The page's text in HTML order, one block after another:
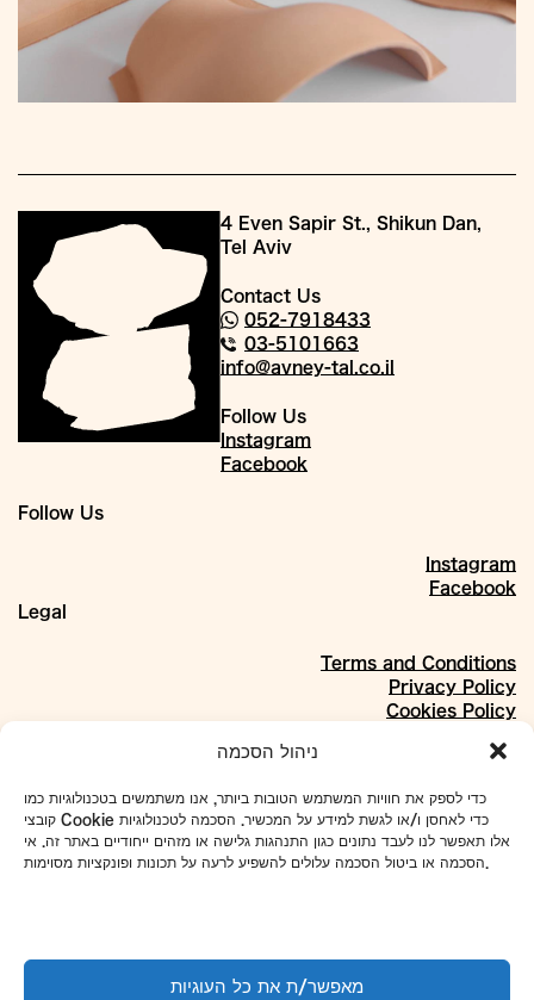
ניהול הסכמה
כדי לספק את חוויות המשתמש הטובות ביותר, אנו משתמשים בטכנולוגיות כמו
קובצי Cookie כדי לאחסן ו/או לגשת למידע על המכשיר. הסכמה לטכנולוגיות
אלו תאפשר לנו לעבד נתונים כגון התנהגות גלישה או מזהים ייחודיים באתר זה. אי
מאפשר/ת את כל העוגיות
Follow Us
Instagram
Facebook
Legal
Terms and Conditions
Privacy Policy
Cookies Policy
Materials
Projects
Collaborations
To set up tours and meetings:
4 Even Sapir St., Shikun Dan,
Tel Aviv
Contact Us
052-7918433
03-5101663
info@avney-tal.co.il
Follow Us
Instagram
Facebook